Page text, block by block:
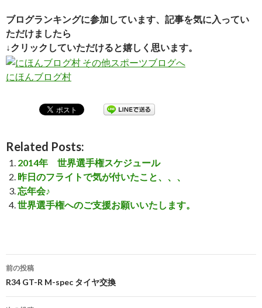
ブログランキングに参加しています、記事を気に入ってい
ただけましたら
↓クリックしていただけると嬉しく思います。
にほんブログ村
Related Posts:
2014年 世界選手権スケジュール
昨日のフライトで気が付いたこと、、、
忘年会♪
世界選手権へのご支援お願いいたします。
投
前の投稿
R34 GT-R M-spec タイヤ交換